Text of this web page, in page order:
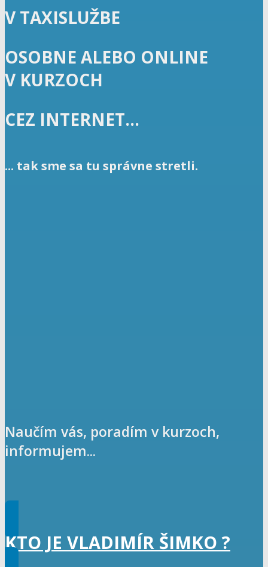
V TAXISLUŽBE
OSOBNE ALEBO ONLINE
V KURZOCH
CEZ INTERNET...
... tak sme sa tu správne stretli.
Naučím vás, poradím v kurzoch,
informujem...
KTO JE VLADIMÍR ŠIMKO ?